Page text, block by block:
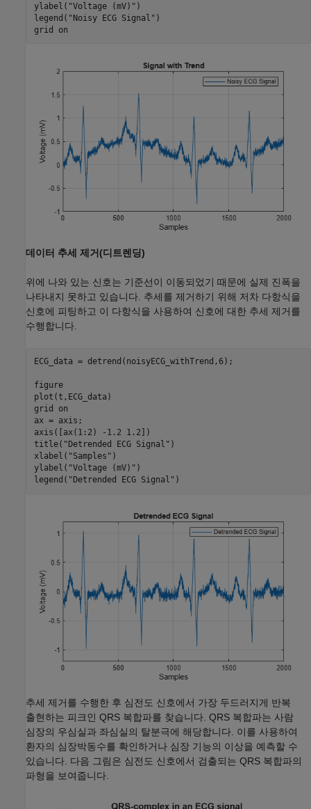
ylabel( "Voltage (mV)" )
legend( "Noisy ECG Signal" )
grid
on
데이터 추세 제거(디트렌딩)
위에 나와 있는 신호는 기준선이 이동되었기 때문에 실제 진폭을
나타내지 못하고 있습니다. 추세를 제거하기 위해 저차 다항식을
신호에 피팅하고 이 다항식을 사용하여 신호에 대한 추세 제거를
수행합니다.
ECG_data = detrend(noisyECG_withTrend,6);
figure
plot(t,ECG_data)
grid
on
ax = axis;
axis([ax(1:2) -1.2 1.2])
title( "Detrended ECG Signal" )
xlabel( "Samples" )
ylabel( "Voltage (mV)" )
legend( "Detrended ECG Signal" )
추세 제거를 수행한 후 심전도 신호에서 가장 두드러지게 반복
출현하는 피크인 QRS 복합파를 찾습니다. QRS 복합파는 사람
심장의 우심실과 좌심실의 탈분극에 해당합니다. 이를 사용하여
환자의 심장박동수를 확인하거나 심장 기능의 이상을 예측할 수
있습니다. 다음 그림은 심전도 신호에서 검출되는 QRS 복합파의
파형을 보여줍니다.